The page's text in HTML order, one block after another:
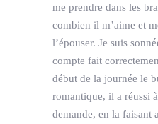
me prendre dans les
combien il m’aime et
l’épouser. Je suis
compte fait
début de la journée le
romantique, il a réussi
demande, en la faisant